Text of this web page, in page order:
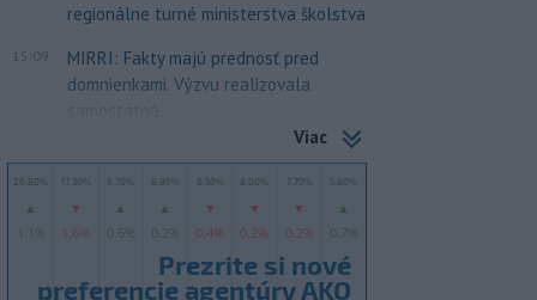
regionálne turné ministerstva školstva
15:09
MIRRI: Fakty majú prednosť pred
domnienkami. Výzvu realizovala
samostatná...
Viac